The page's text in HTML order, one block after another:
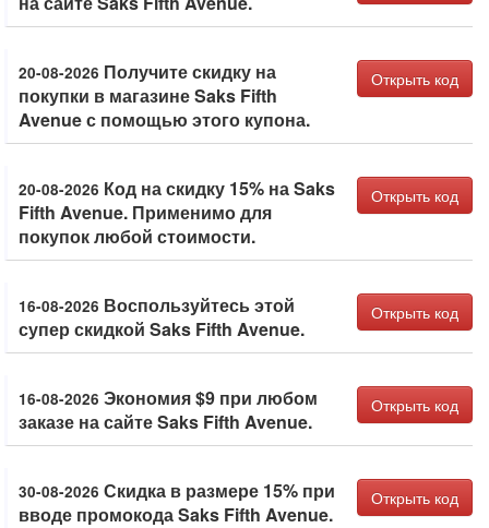
20-08-2026 Получите скидку на
покупки в магазине Saks Fifth
Avenue с помощью этого купона.
Открыть код
20-08-2026 Код на скидку 15% на Saks
Fifth Avenue. Применимо для
покупок любой стоимости.
Открыть код
16-08-2026 Воспользуйтесь этой
супер скидкой Saks Fifth Avenue.
Открыть код
16-08-2026 Экономия $9 при любом
заказе на сайте Saks Fifth Avenue.
Открыть код
30-08-2026 Скидка в размере 15% при
вводе промокода Saks Fifth Avenue.
Открыть код